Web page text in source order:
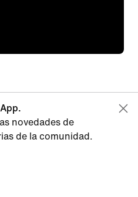
novedades de
de la comunidad.